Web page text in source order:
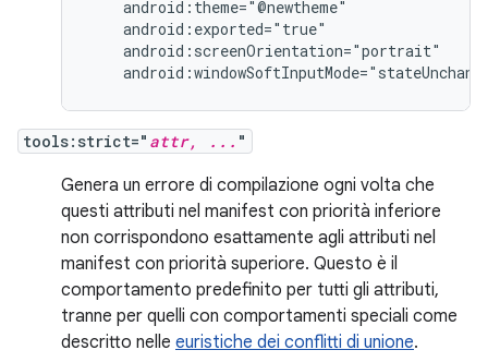
tools:strict=" attr, ... "
Genera un errore di compilazione ogni volta che
questi attributi nel manifest con priorità inferiore
non corrispondono esattamente agli attributi nel
manifest con priorità superiore. Questo è il
comportamento predefinito per tutti gli attributi,
tranne per quelli con comportamenti speciali come
descritto nelle euristiche dei conflitti di unione.